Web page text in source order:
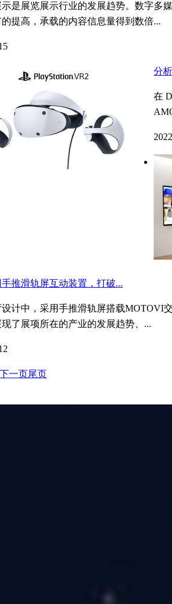
是展览展示行业的发展趋势。数字多
提高，承载的内容信息量得到数倍...
分
在
推滑轨屏互动装置，打破...
计中，采用手推滑轨屏搭载MOTOVI
了展项所在的产业的发展趋势、...
下一页尾页